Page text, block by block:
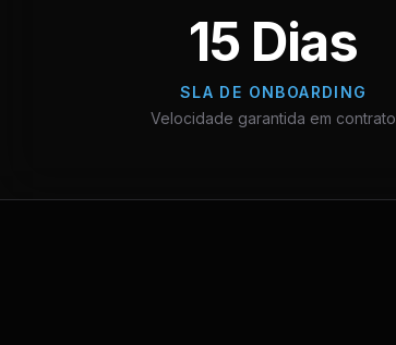
15 Dias
SLA DE ONBOARDING
Velocidade garantida em contrato